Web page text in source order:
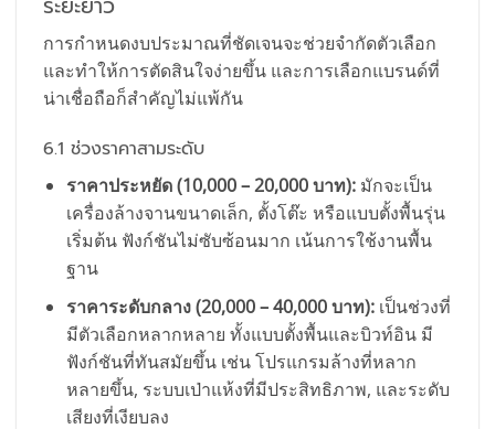
การกำหนดงบประมาณที่ชัดเจนจะช่วยจำกัดตัวเลือก
และทำให้การตัดสินใจง่ายขึ้น และการเลือกแบรนด์ที่
น่าเชื่อถือก็สำคัญไม่แพ้กัน
6.1 ช่วงราคาสามระดับ
ราคาประหยัด (10,000 – 20,000 บาท):มักจะเป็น
เครื่องล้างจานขนาดเล็ก, ตั้งโต๊ะ หรือแบบตั้งพื้นรุ่น
เริ่มต้น ฟังก์ชันไม่ซับซ้อนมาก เน้นการใช้งานพื้น
ฐาน
ราคาระดับกลาง (20,000 – 40,000 บาท):เป็นช่วงที่
มีตัวเลือกหลากหลาย ทั้งแบบตั้งพื้นและบิวท์อิน มี
ฟังก์ชันที่ทันสมัยขึ้น เช่น โปรแกรมล้างที่หลาก
หลายขึ้น, ระบบเป่าแห้งที่มีประสิทธิภาพ, และระดับ
เสียงที่เงียบลง